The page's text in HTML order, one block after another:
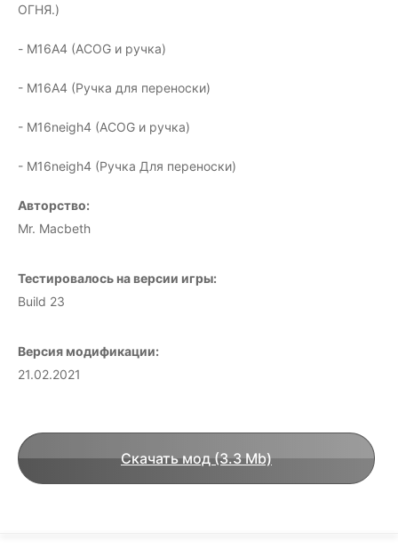
ОГНЯ.)
- M16A4 (ACOG и ручка)
- M16A4 (Ручка для переноски)
- M16neigh4 (ACOG и ручка)
- M16neigh4 (Ручка Для переноски)
Авторство:
Mr. Macbeth
Тестировалось на версии игры:
Build 23
Версия модификации:
21.02.2021
Скачать мод (3.3 Mb)